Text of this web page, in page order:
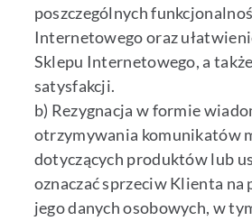
poszczególnych
Internetowego oraz
Sklepu Internetowego, a
satysfakcji.
b) Rezygnacja w formie
otrzymywania komunikatów
dotyczących produktów lub
oznaczać sprzeciw Klienta na
jego danych osobowych, w